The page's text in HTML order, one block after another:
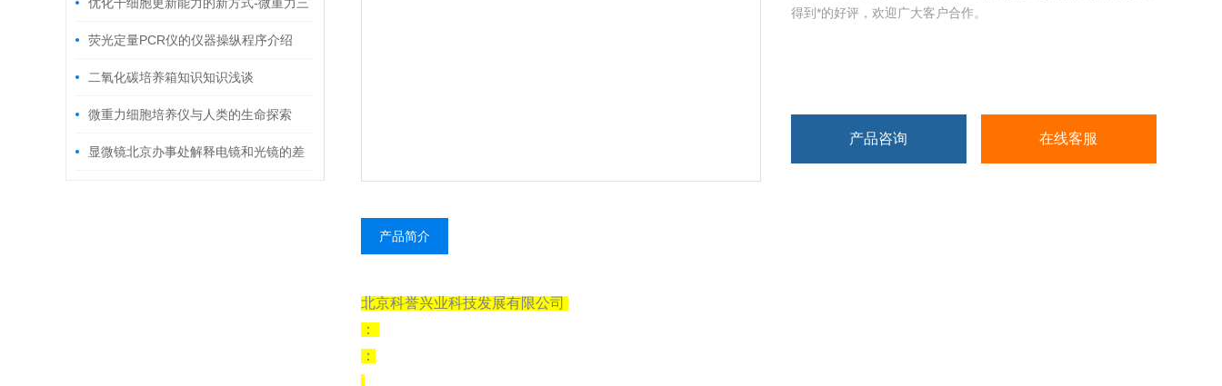
维细胞培养系统
荧光定量PCR仪的仪器操纵程序介绍
二氧化碳培养箱知识知识浅谈
微重力细胞培养仪与人类的生命探索
显微镜北京办事处解释电镜和光镜的差
得到*的好评，欢迎广大客户合作。
产品咨询 在线客服
产品简介
北京科誉兴业科技发展有限公司
：
：